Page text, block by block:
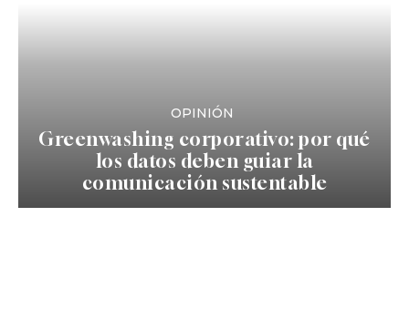
OPINIÓN
Greenwashing corporativo: por qué
los datos deben guiar la
comunicación sustentable